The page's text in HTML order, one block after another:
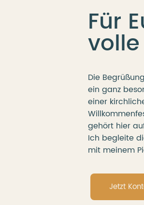
Für
Die
ein ganz
einer
gehört hier
Ich begleite
mit meinem
Jetzt